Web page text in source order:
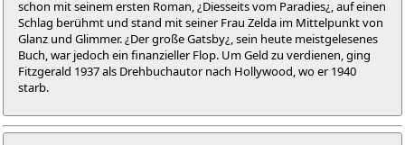
schon mit seinem ersten Roman, ¿Diesseits vom Paradies¿, auf einen
Schlag berühmt und stand mit seiner Frau Zelda im Mittelpunkt von
Glanz und Glimmer. ¿Der große Gatsby¿, sein heute meistgelesenes
Buch, war jedoch ein finanzieller Flop. Um Geld zu verdienen, ging
Fitzgerald 1937 als Drehbuchautor nach Hollywood, wo er 1940
starb.